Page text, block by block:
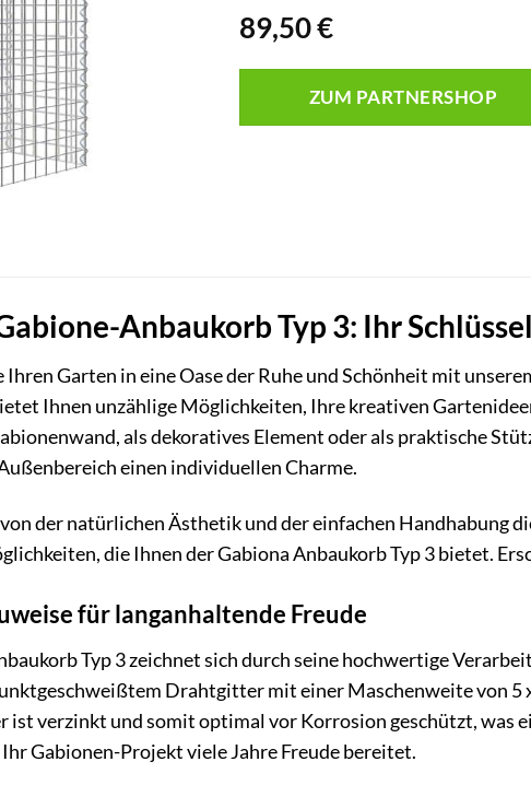
89,50€
ZUM PARTNERSHOP
Anbaukorb Typ 3: Ihr
Ihren Garten in eine Oase der Ruhe und Schönheit mit
Ihnen unzählige Möglichkeiten, Ihre kreativen
als dekoratives Element oder als praktische
einen individuellen Charme.
von der natürlichen Ästhetik und der einfachen Handhabung
die Ihnen der Gabiona Anbaukorb Typ 3 bietet.
für langanhaltende Freude
Typ 3 zeichnet sich durch seine hochwertige
Drahtgitter mit einer Maschenweite von 5
verzinkt und somit optimal vor Korrosion geschützt, was
Ihr Gabionen-Projekt viele Jahre Freude bereitet.